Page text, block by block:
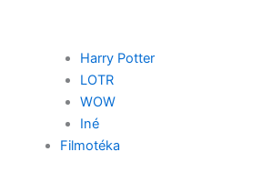
Harry Potter
LOTR
WOW
Iné
Filmotéka